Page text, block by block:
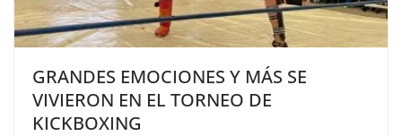
GRANDES EMOCIONES Y MÁS SE
VIVIERON EN EL TORNEO DE
KICKBOXING